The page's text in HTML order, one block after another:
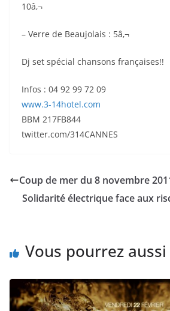
10â‚¬
– Verre de Beaujolais : 5â‚¬
Dj set spécial chansons françaises!!
Infos : 04 92 99 72 09
www.3-14hotel.com
BBM 217FB844
twitter.com/314CANNES
Coup de mer du 8 novembre
Solidarité électrique face aux
Vous pourrez